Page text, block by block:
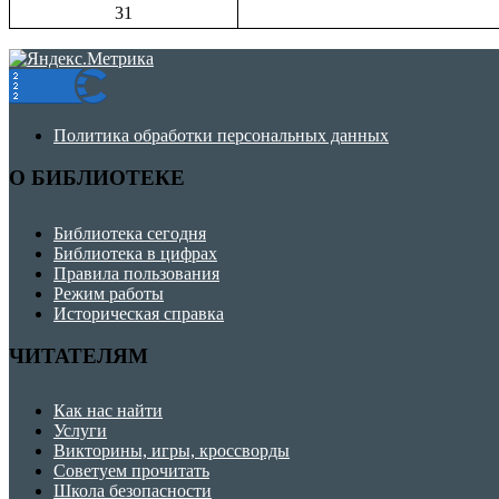
31
Политика обработки персональных данных
О БИБЛИОТЕКЕ
Библиотека сегодня
Библиотека в цифрах
Правила пользования
Режим работы
Историческая справка
ЧИТАТЕЛЯМ
Как нас найти
Услуги
Викторины, игры, кроссворды
Советуем прочитать
Школа безопасности